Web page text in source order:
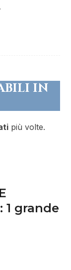
IN
più volte.
grande